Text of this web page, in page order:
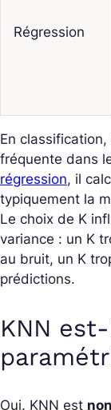
Régression
En
fréquente dans
régression, il
typiquement la
Le choix de K
variance : un K
au bruit, un K
prédictions.
KNN
Oui. KNN est